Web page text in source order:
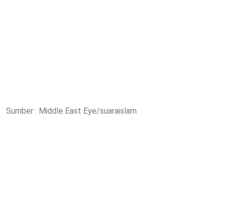
Sumber : Middle East Eye/suaraislam